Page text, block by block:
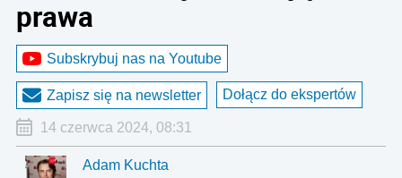
prawa
Subskrybuj nas na Youtube
Zapisz się na newsletter Dołącz do ekspertów
14 czerwca 2024, 08:31
Adam Kuchta